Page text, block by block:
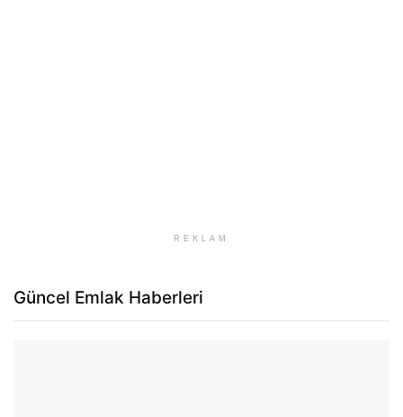
REKLAM
Güncel Emlak Haberleri